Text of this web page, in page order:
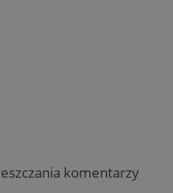
komentarzy